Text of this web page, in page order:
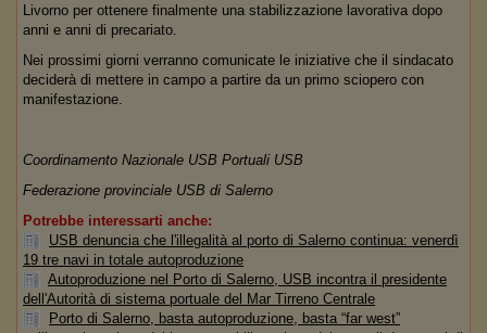
Livorno per ottenere finalmente una stabilizzazione lavorativa dopo
anni e anni di precariato.
Nei prossimi giorni verranno comunicate le iniziative che il sindacato
deciderà di mettere in campo a partire da un primo sciopero con
manifestazione.
Coordinamento Nazionale USB Portuali USB
Federazione provinciale USB di Salerno
Potrebbe interessarti anche:
USB denuncia che l'illegalità al porto di Salerno continua: venerdì
19 tre navi in totale autoproduzione
Autoproduzione nel Porto di Salerno, USB incontra il presidente
dell'Autorità di sistema portuale del Mar Tirreno Centrale
Porto di Salerno, basta autoproduzione, basta “far west”